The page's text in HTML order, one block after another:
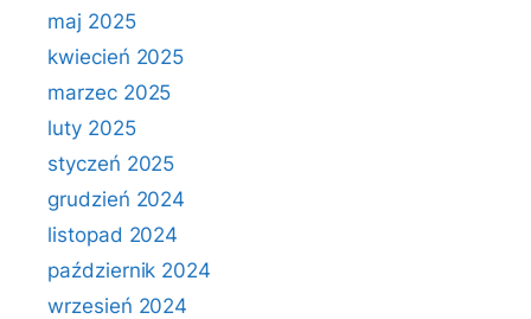
maj 2025
kwiecień 2025
marzec 2025
luty 2025
styczeń 2025
grudzień 2024
listopad 2024
październik 2024
wrzesień 2024